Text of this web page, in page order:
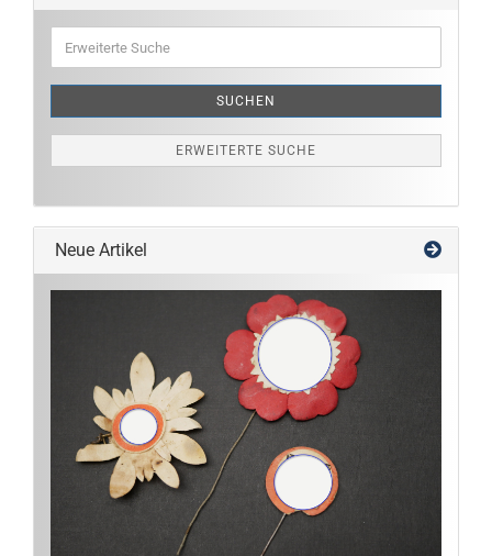
Suche
SUCHEN
ERWEITERTE SUCHE
Neue Artikel